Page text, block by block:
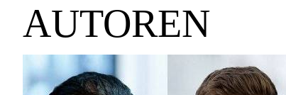
AUTOREN